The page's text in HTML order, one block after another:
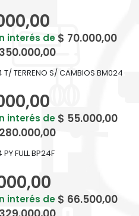
interés de $ 70.000,00
350.000,00
T/ TERRENO S/ CAMBIOS BM024
interés de $ 55.000,00
280.000,00
FULL BP24F
interés de $ 66.500,00